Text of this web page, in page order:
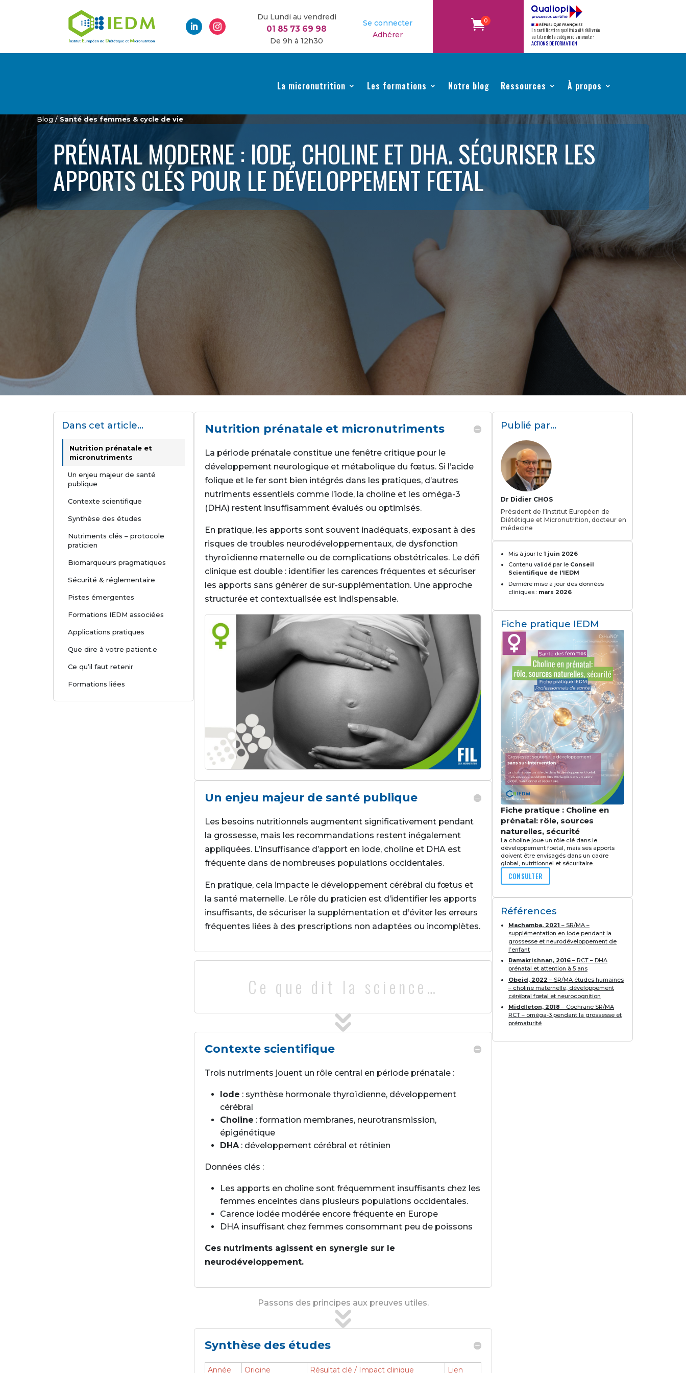
Du Lundi au vendredi
01 85 73 69 98
De 9h à 12h30
Se connecter
Adhérer
0
La certification qualité a été délivrée
au titre de la catégorie suivante :
ACTIONS DE FORMATION
La micronutrition Les formations Notre blog Ressources À propos
Blog /Santé des femmes & cycle de vie
PRÉNATAL MODERNE : IODE, CHOLINE ET DHA. SÉCURISER LES
APPORTS CLÉS POUR LE DÉVELOPPEMENT FŒTAL
Dans cet article…
Nutrition prénatale et
micronutriments
Un enjeu majeur de santé
publique
Contexte scientifique
Synthèse des études
Nutriments clés – protocole
praticien
Biomarqueurs pragmatiques
Sécurité & réglementaire
Pistes émergentes
Formations IEDM associées
Applications pratiques
Que dire à votre patient.e
Ce qu’il faut retenir
Formations liées
Nutrition prénatale et micronutriments
La période prénatale constitue une fenêtre critique pour le
développement neurologique et métabolique du fœtus. Si l’acide
folique et le fer sont bien intégrés dans les pratiques, d’autres
nutriments essentiels comme l’iode, la choline et les oméga-3
(DHA) restent insuffisamment évalués ou optimisés.
En pratique, les apports sont souvent inadéquats, exposant à des
risques de troubles neurodéveloppementaux, de dysfonction
thyroïdienne maternelle ou de complications obstétricales. Le défi
clinique est double : identifier les carences fréquentes et sécuriser
les apports sans générer de sur-supplémentation. Une approche
structurée et contextualisée est indispensable.
Un enjeu majeur de santé publique
Les besoins nutritionnels augmentent significativement pendant
la grossesse, mais les recommandations restent inégalement
appliquées. L’insuffisance d’apport en iode, choline et DHA est
fréquente dans de nombreuses populations occidentales.
En pratique, cela impacte le développement cérébral du fœtus et
la santé maternelle. Le rôle du praticien est d’identifier les apports
insuffisants, de sécuriser la supplémentation et d’éviter les erreurs
fréquentes liées à des prescriptions non adaptées ou incomplètes.
Ce que dit la science…
Contexte scientifique
Trois nutriments jouent un rôle central en période prénatale :
Iode : synthèse hormonale thyroïdienne, développement
cérébral
Choline : formation membranes, neurotransmission,
épigénétique
DHA: développement cérébral et rétinien
Données clés :
Les apports en choline sont fréquemment insuffisants chez les
femmes enceintes dans plusieurs populations occidentales.
Carence iodée modérée encore fréquente en Europe
DHA insuffisant chez femmes consommant peu de poissons
Ces nutriments agissent en synergie sur le
neurodéveloppement.
Passons des principes aux preuves utiles.
Synthèse des études
Année Origine Résultat clé / Impact clinique Lien
Publié par…
Dr Didier CHOS
Président de l’Institut Européen de
Diététique et Micronutrition, docteur en
médecine
Mis à jour le 1 juin 2026
Contenu validé par le Conseil
Scientifique de l’IEDM
Dernière mise à jour des données
cliniques : mars 2026
Fiche pratique IEDM
Fiche pratique : Choline en
prénatal: rôle, sources
naturelles, sécurité
La choline joue un rôle clé dans le
développement foetal, mais ses apports
doivent être envisagés dans un cadre
global, nutritionnel et sécuritaire.
CONSULTER
Références
Machamba, 2021 – SR/MA –
supplémentation en iode pendant la
grossesse et neurodéveloppement de
l’enfant
Ramakrishnan, 2016 – RCT – DHA
prénatal et attention à 5 ans
Obeid, 2022 – SR/MA études humaines
– choline maternelle, développement
cérébral fœtal et neurocognition
Middleton, 2018 – Cochrane SR/MA
RCT – oméga-3 pendant la grossesse et
prématurité